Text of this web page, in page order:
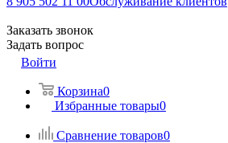
Заказать звонок
Задать вопрос
Войти
Корзина0
Избранные товары0
Сравнение товаров0